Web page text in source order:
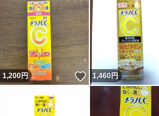
1,200円 いいね！
1,460円